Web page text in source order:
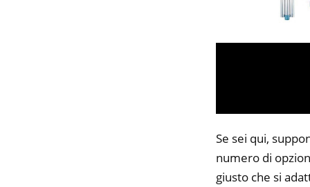
Se sei qui,
numero di
giusto che si